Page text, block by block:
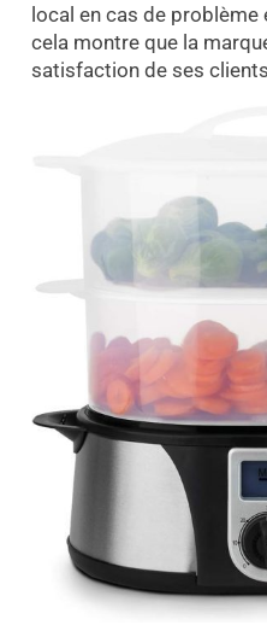
local en cas de problème
cela montre que la
satisfaction de ses